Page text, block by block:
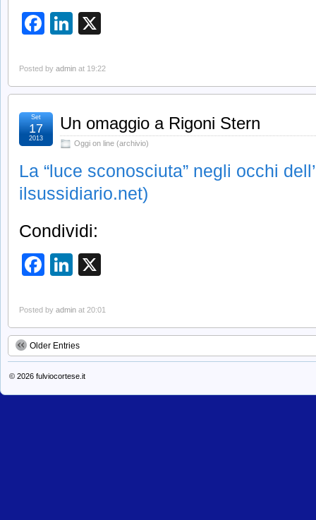
Facebook
LinkedIn
Posted by admin at 19:22
Un omaggio a Rigoni Stern
Oggi on line (archivio)
Set
17
2013
La “luce sconosciuta” negli occhi
ilsussidiario.net)
Condividi:
Facebook
LinkedIn
Posted by admin at 20:01
Older Entries
© 2026 fulviocortese.it